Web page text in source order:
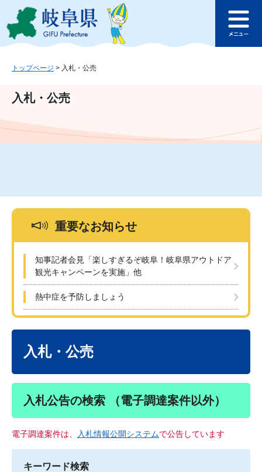
ジ
ュ
文
このページの本文へ
ュ
トップページ > 入札・公売
入札・公売
重要なお知らせ
知事記者会見「楽しすぎるぞ岐阜！岐阜県アウトドア
観光キャンペーンを実施」他
熱中症を予防しましょう
入札・公売
入札公告の検索 （電子調達案件以外）
電子調達案件は、 入札情報公開システムで公告しています
キーワード検索